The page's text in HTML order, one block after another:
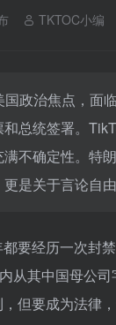
TKTOC小编
政治焦点，面
总统签署。
不确定性。特
是关于言论自
要经历一次封
从其中国母公
但要成为法律